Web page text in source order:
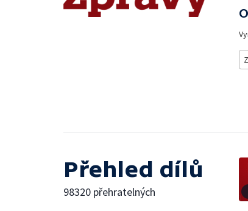
Přehled dílů
98320 přehratelných